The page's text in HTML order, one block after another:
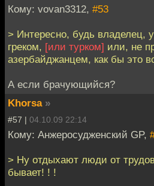
Кому: vovan3312, #53
> Интересно, будь владелец,
греком, [или турком] или, не
азербайджанцем, как бы это
А если брачующийся?
Khorsa »
#57 | 04.10.09 22:14
Кому: Анжеросудженский GP,
> Ну отдыхают люди от
бывает! ! !